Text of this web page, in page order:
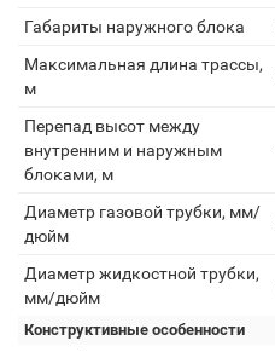
Габариты наружного блока
Максимальная длина трассы,
м
Перепад высот между
внутренним и наружным
блоками, м
Диаметр газовой трубки, мм/
дюйм
Диаметр жидкостной трубки,
мм/дюйм
Конструктивные особенности